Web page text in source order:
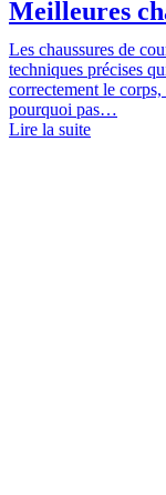
Meilleures
Les chaussures de
techniques précises
correctement le
pourquoi pas…
Lire la suite